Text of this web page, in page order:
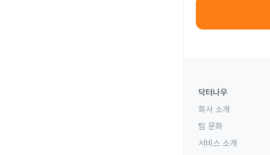
닥터나우
회사 소개
팀 문화
서비스 소개